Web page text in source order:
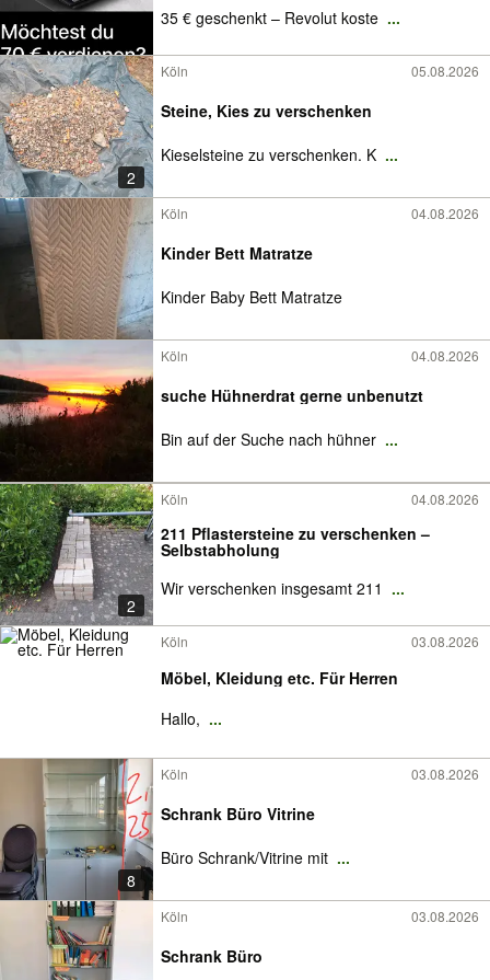
35 € geschenkt – Revolut koste ...
2
Köln 05.08.2026
Steine, Kies zu verschenken
Kieselsteine zu verschenken. K ...
Köln 04.08.2026
Kinder Bett Matratze
Kinder Baby Bett Matratze
Köln 04.08.2026
suche Hühnerdrat gerne unbenutzt
Bin auf der Suche nach hühner ...
2
Köln 04.08.2026
211 Pflastersteine zu verschenken –
Selbstabholung
Wir verschenken insgesamt 211 ...
Köln 03.08.2026
Möbel, Kleidung etc. Für Herren
Hallo, ...
8
Köln 03.08.2026
Schrank Büro Vitrine
Büro Schrank/Vitrine mit ...
Köln 03.08.2026
Schrank Büro